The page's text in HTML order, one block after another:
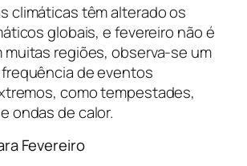
climáticas têm alterado os
globais, e fevereiro não é
muitas regiões, observa-se um
de eventos
como tempestades,
ondas de calor.
Fevereiro